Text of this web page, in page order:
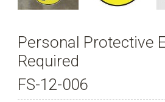
Personal Protective
Required
FS-12-006